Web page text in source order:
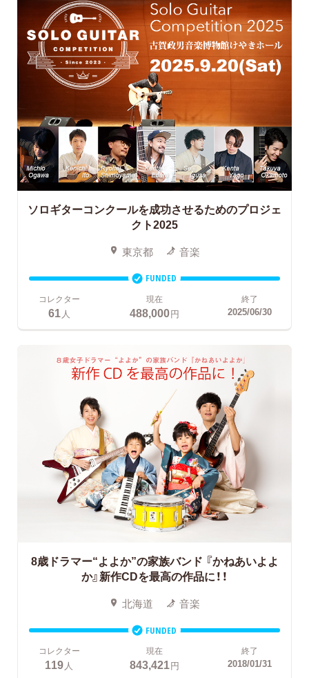
ソロギターコンクールを成功させるためのプロジェ
クト2025
東京都 音楽
FUNDED
コレクター
61 人
現在
488,000円
終了
2025/06/30
8歳ドラマー“よよか”の家族バンド 『かねあいよよ
か』新作CDを最高の作品に！！
北海道 音楽
FUNDED
コレクター
119人
現在
843,421円
終了
2018/01/31